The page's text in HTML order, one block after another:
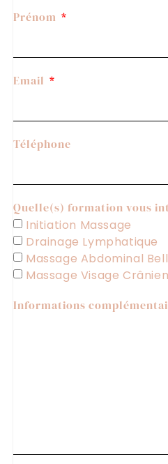
Prénom
Email
Téléphone
Quelle(s) formation vous
Initiation Massage
Drainage Lymphatique
Massage Abdominal
Massage Visage Crânien
Informations